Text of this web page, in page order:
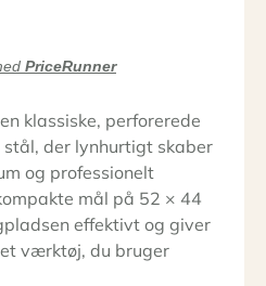
PriceRunner
klassiske, perforerede
der lynhurtigt skaber
og professionelt
mål på 52 × 44
effektivt og giver
værktøj, du bruger